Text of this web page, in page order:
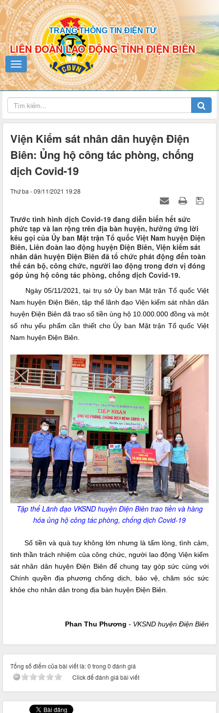
TRANG THÔNG TIN ĐIỆN TỬ
LIÊN ĐOÀN LAO ĐỘNG TỈNH ĐIỆN BIÊN
Viện Kiểm sát nhân dân huyện Điện
Biên: Ủng hộ công tác phòng, chống
dịch Covid-19
Thứ ba - 09/11/2021 19:28
Trước tình hình dịch Covid-19 đang diễn biến hết sức
phức tạp và lan rộng trên địa bàn huyện, hưởng ứng lời
kêu gọi của Ủy ban Mặt trận Tổ quốc Việt Nam huyện Điện
Biên, Liên đoàn lao động huyện Điện Biên, Viện kiểm sát
nhân dân huyện Điện Biên đã tổ chức phát động đến toàn
thể cán bộ, công chức, người lao động trong đơn vị đóng
góp ủng hộ công tác phòng, chống dịch Covid-19.
Ngày 05/11/2021, tại trụ sở Ủy ban Mặt trận Tổ quốc Việt
Nam huyện Điện Biên, tập thể lãnh đạo Viện kiểm sát nhân dân
huyện Điện Biên đã trao số tiền ủng hộ 10.000.000 đồng và một
số nhu yếu phẩm cần thiết cho Ủy ban Mặt trận Tổ quốc Việt
Nam huyện Điện Biên.
Tập thể Lãnh đạo VKSND huyện Điện Biên trao tiền và hàng
hóa ủng hộ công tác phòng, chống dịch Covid-19
Số tiền và quà tuy không lớn nhưng là tấm lòng, tình cảm,
tinh thần trách nhiệm của công chức, người lao động Viện kiểm
sát nhân dân huyện Điện Biên để chung tay góp sức cùng với
Chính quyền địa phương chống dịch, bảo vệ, chăm sóc sức
khỏe cho nhân dân trong địa bàn huyện Điện Biên.
Phan Thu Phương - VKSND huyện Điện Biên
Tổng số điểm của bài viết là: 0 trong 0 đánh giá
Click để đánh giá bài viết